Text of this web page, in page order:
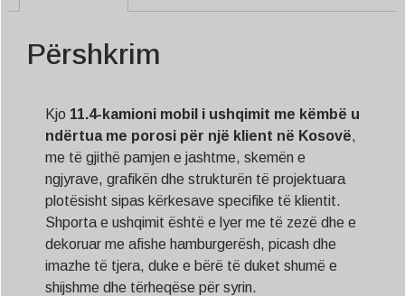
Përshkrim
Kjo 11.4-kamioni mobil i ushqimit me këmbë u
ndërtua me porosi për një klient në Kosovë,
me të gjithë pamjen e jashtme, skemën e
ngjyrave, grafikën dhe strukturën të projektuara
plotësisht sipas kërkesave specifike të klientit.
Shporta e ushqimit është e lyer me të zezë dhe e
dekoruar me afishe hamburgerësh, picash dhe
imazhe të tjera, duke e bërë të duket shumë e
shijshme dhe tërheqëse për syrin.